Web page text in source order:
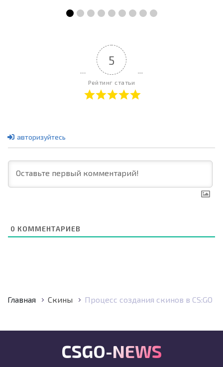
5
Рейтинг статьи
авторизуйтесь
0 КОММЕНТАРИЕВ
Главная Скины Процесс создания скинов в CS:GO
CSGO-NEWS